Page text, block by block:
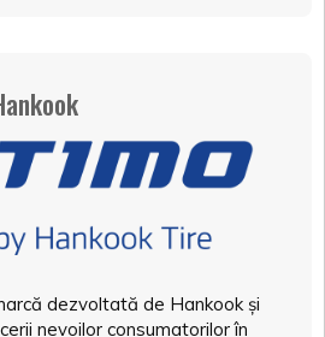
dezvoltată de Hankook și
nevoilor consumatorilor în